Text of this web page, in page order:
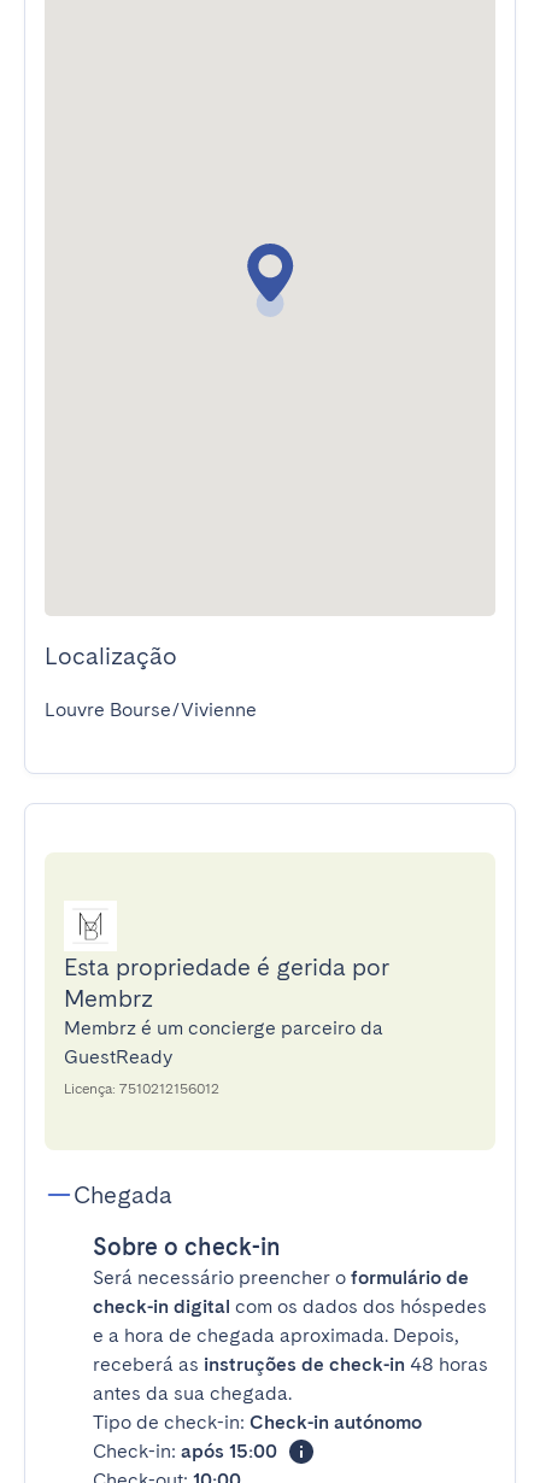
Localização
Louvre Bourse/Vivienne
Esta propriedade é gerida por
Membrz
Membrz é um concierge parceiro da
GuestReady
Licença: 7510212156012
Chegada
Sobre o check-in
Será necessário preencher o formulário de
check-in digital com os dados dos hóspedes
e a hora de chegada aproximada. Depois,
receberá as instruções de check-in 48 horas
antes da sua chegada.
Tipo de check-in: Check-in autónomo
Check-in: após 15:00